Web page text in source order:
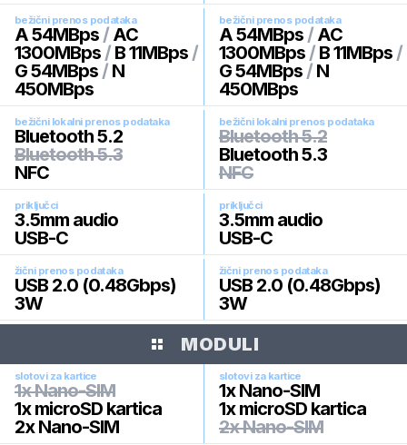
bežični prenos podataka
A 54MBps / AC
1300MBps / B 11MBps /
G 54MBps / N
450MBps
bežični prenos podataka
A 54MBps / AC
1300MBps / B 11MBps /
G 54MBps / N
450MBps
bežični lokalni prenos podataka
Bluetooth 5.2
Bluetooth 5.3
NFC
bežični lokalni prenos podataka
Bluetooth 5.2
Bluetooth 5.3
NFC
priključci
3.5mm audio
USB-C
priključci
3.5mm audio
USB-C
žični prenos podataka
USB 2.0 (0.48Gbps)
3W
žični prenos podataka
USB 2.0 (0.48Gbps)
3W
MODULI
slotovi za kartice
1x Nano-SIM
1x microSD kartica
2x Nano-SIM
slotovi za kartice
1x Nano-SIM
1x microSD kartica
2x Nano-SIM